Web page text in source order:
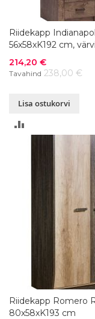
Riidekapp
56x58xK192 cm,
Soodushind
214,20 €
Tavahind 238,00 €
Lisa ostukorvi
VÕRDLUSESSE
Riidekapp Romero
80x58xK193 cm